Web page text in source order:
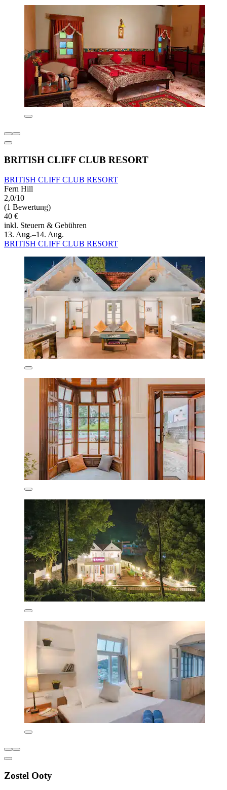
BRITISH CLIFF CLUB RESORT
BRITISH CLIFF CLUB RESORT
Fern Hill
2,0/10
(1 Bewertung)
40 €
inkl. Steuern & Gebühren
13. Aug.–14. Aug.
BRITISH CLIFF CLUB RESORT
Zostel Ooty